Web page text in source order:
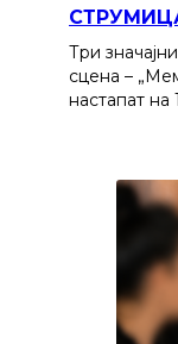
Три
сцена –
настапат на